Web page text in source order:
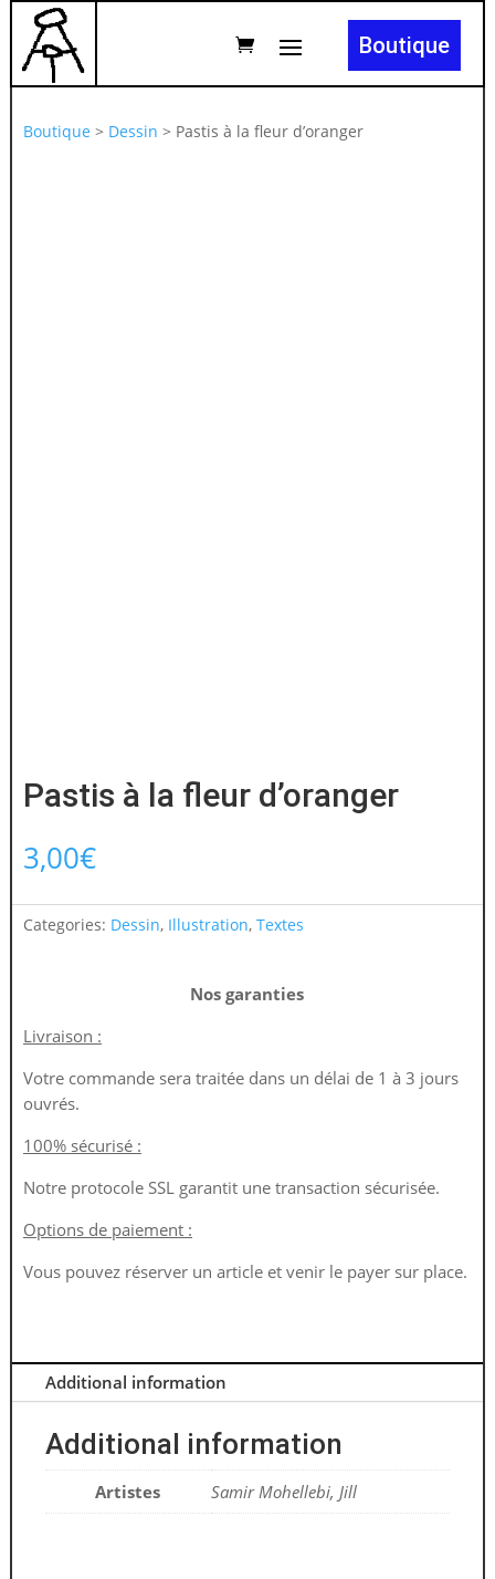
Boutique
Boutique > Dessin > Pastis à la fleur d’oranger
Pastis à la fleur d’oranger
3,00€
Categories: Dessin, Illustration, Textes
Nos garanties
Livraison :
Votre commande sera traitée dans un délai de 1 à 3 jours
ouvrés.
100% sécurisé :
Notre protocole SSL garantit une transaction sécurisée.
Options de paiement :
Vous pouvez réserver un article et venir le payer sur place.
Additional information
Additional information
Artistes Samir Mohellebi, Jill